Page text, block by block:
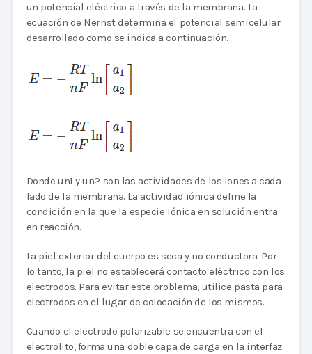
un potencial eléctrico a través de la membrana. La
ecuación de Nernst determina el potencial semicelular
desarrollado como se indica a continuación.
Donde un1 y un2 son las actividades de los iones a cada
lado de la membrana. La actividad iónica define la
condición en la que la especie iónica en solución entra
en reacción.
La piel exterior del cuerpo es seca y no conductora. Por
lo tanto, la piel no establecerá contacto eléctrico con los
electrodos. Para evitar este problema, utilice pasta para
electrodos en el lugar de colocación de los mismos.
Cuando el electrodo polarizable se encuentra con el
electrolito, forma una doble capa de carga en la interfaz.